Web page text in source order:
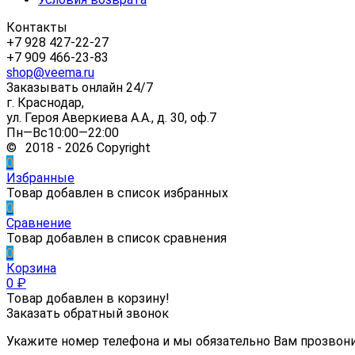
Контакты
+7 928 427-22-27
+7 909 466-23-83
shop@veema.ru
Заказывать онлайн 24/7
г. Краснодар,
ул. Героя Аверкиева А.А., д. 30, оф.7
Пн—Вс10:00—22:00
© 2018 - 2026 Copyright
0
Избранные
Товар добавлен в список избранных
0
Сравнение
Товар добавлен в список сравнения
0
Корзина
0 ₽
Товар добавлен в корзину!
Заказать обратный звонок
Укажите номер телефона и мы обязательно Вам